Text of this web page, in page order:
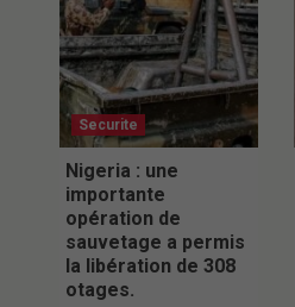
Securite
Nigeria : une
importante
opération de
sauvetage a permis
la libération de 308
otages.